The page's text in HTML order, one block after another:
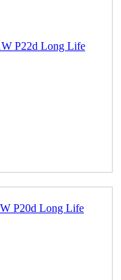
P22d Long Life